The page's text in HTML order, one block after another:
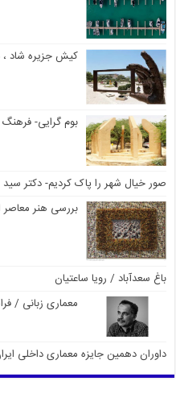
کیش جزیره شاد ،
بوم گرایی-
صور خیال شهر را پاک کردیم- دکتر
بررسی هنر معاصر
باغ سعدآباد / رویا ساعتیان
معماری زبانی /
داوران دهمین جایزه معماری داخلی